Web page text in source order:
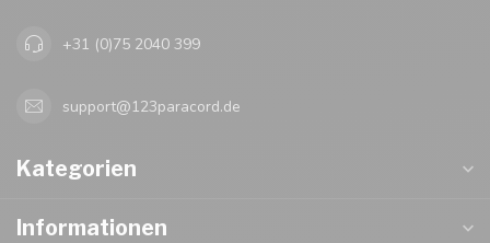
+31 (0)75 2040 399
support@123paracord.de
Kategorien
Informationen